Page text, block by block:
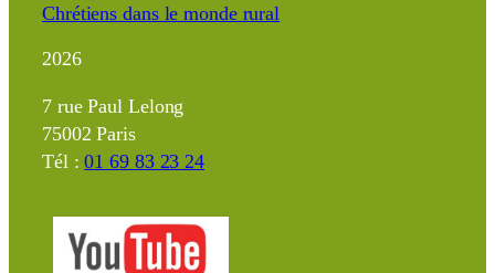
Chrétiens dans le monde rural
2026
7 rue Paul Lelong
75002 Paris
Tél :01 69 83 23 24